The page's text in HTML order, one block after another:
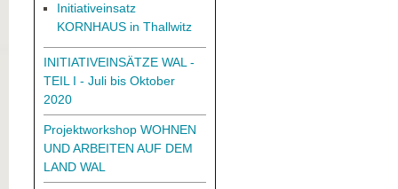
Initiativeinsatz
KORNHAUS in Thallwitz
INITIATIVEINSÄTZE WAL -
TEIL I - Juli bis Oktober
2020
Projektworkshop WOHNEN
UND ARBEITEN AUF DEM
LAND WAL